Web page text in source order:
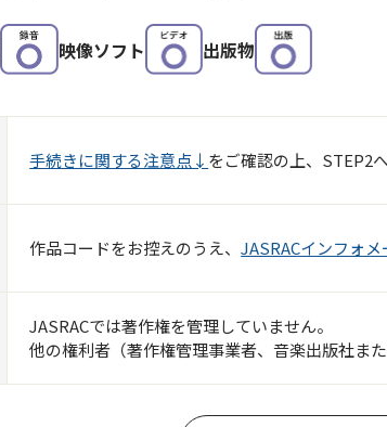
映像ソフト 出版物
手続きに関する注意点↓ をご確認の上、STEP2
作品コードをお控えのうえ、JASRACインフォ
JASRACでは著作権を管理していません。
他の権利者（著作権管理事業者、音楽出版社ま